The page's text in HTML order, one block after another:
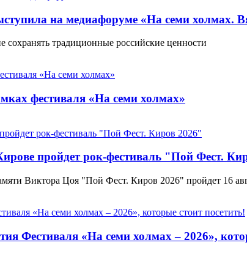
на медиафоруме «На семи холмах.
традиционные российские ценности
фестиваля «На семи холмах»
пройдет рок-фестиваль "Пой Фест.
Виктора Цоя "Пой Фест. Киров 2026" пройдет 16
Фестиваля «На семи холмах – 2026»,